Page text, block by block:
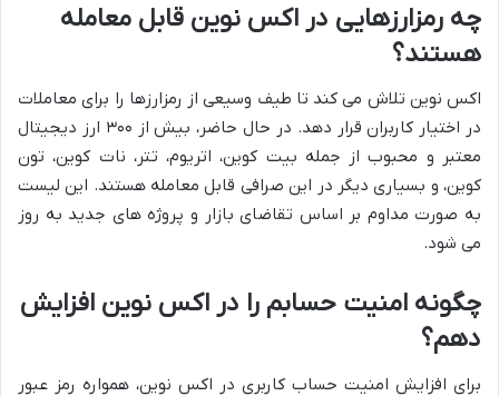
چه رمزارزهایی در اکس نوین قابل معامله
هستند؟
اکس نوین تلاش می کند تا طیف وسیعی از رمزارزها را برای معاملات
در اختیار کاربران قرار دهد. در حال حاضر، بیش از ۳۰۰ ارز دیجیتال
معتبر و محبوب از جمله بیت کوین، اتریوم، تتر، نات کوین، تون
کوین، و بسیاری دیگر در این صرافی قابل معامله هستند. این لیست
به صورت مداوم بر اساس تقاضای بازار و پروژه های جدید به روز
می شود.
چگونه امنیت حسابم را در اکس نوین افزایش
دهم؟
برای افزایش امنیت حساب کاربری در اکس نوین، همواره رمز عبور